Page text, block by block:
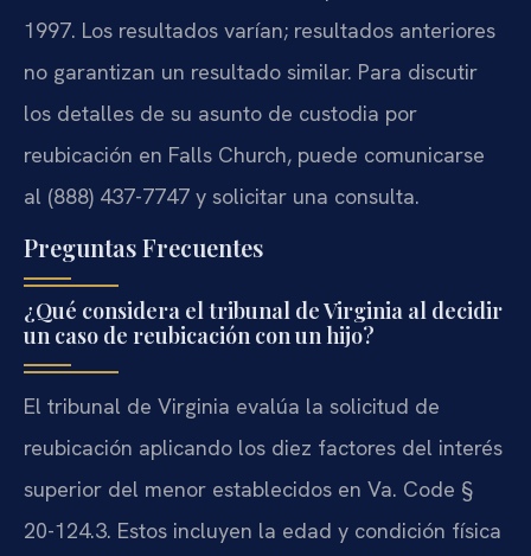
1997. Los resultados varían; resultados anteriores
no garantizan un resultado similar. Para discutir
los detalles de su asunto de custodia por
reubicación en Falls Church, puede comunicarse
al (888) 437-7747 y solicitar una consulta.
Preguntas Frecuentes
¿Qué considera el tribunal de Virginia al decidir
un caso de reubicación con un hijo?
El tribunal de Virginia evalúa la solicitud de
reubicación aplicando los diez factores del interés
superior del menor establecidos en Va. Code §
20-124.3. Estos incluyen la edad y condición física